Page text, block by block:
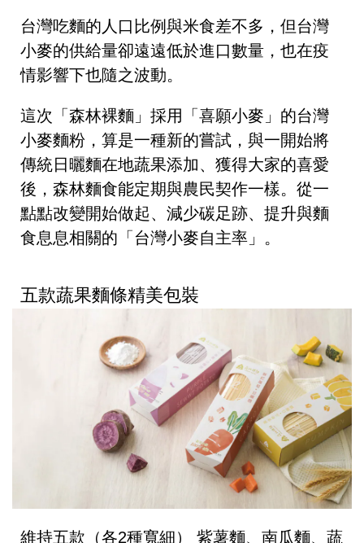
台灣吃麵的人口比例與米食差不多，但台灣
小麥的供給量卻遠遠低於進口數量，也在疫
情影響下也隨之波動。
這次「森林裸麵」採用「喜願小麥」的台灣
小麥麵粉，算是一種新的嘗試，與一開始將
傳統日曬麵在地蔬果添加、獲得大家的喜愛
後，森林麵食能定期與農民契作一樣。 從一
點點改變開始做起、減少碳足跡、提升與麵
食息息相關的「台灣小麥自主率」 。
五款蔬果麵條精美包裝
維持五款（各2種寬細） 紫薯麵、南瓜麵、蔬